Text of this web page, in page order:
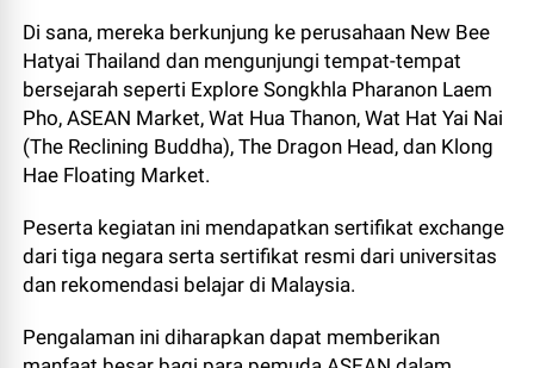
Di sana, mereka berkunjung ke perusahaan New Bee
Hatyai Thailand dan mengunjungi tempat-tempat
bersejarah seperti Explore Songkhla Pharanon Laem
Pho, ASEAN Market, Wat Hua Thanon, Wat Hat Yai Nai
(The Reclining Buddha), The Dragon Head, dan Klong
Hae Floating Market.
Peserta kegiatan ini mendapatkan sertifikat exchange
dari tiga negara serta sertifikat resmi dari universitas
dan rekomendasi belajar di Malaysia.
Pengalaman ini diharapkan dapat memberikan